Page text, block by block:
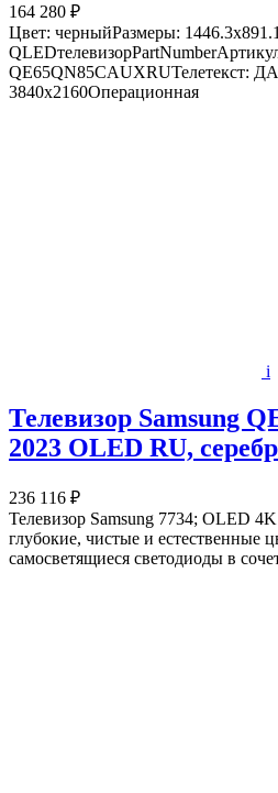
164 280 ₽
Цвет: черныйРазмеры:
QE65QN85CAUXRUТелетекст:
3840x2160Операционная
i
Телевизор Samsung
2023 OLED RU,
236 116 ₽
Телевизор Samsung 7734; OLED
глубокие, чистые и естественные
самосветящиеся светодиоды в